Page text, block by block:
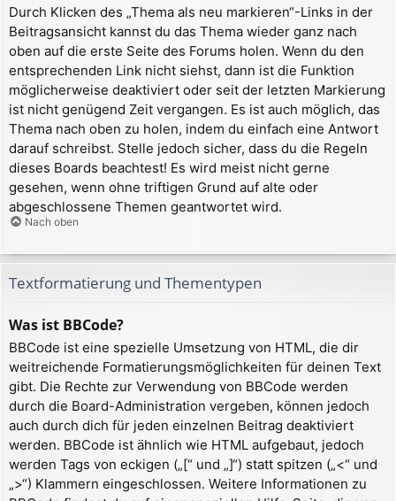
Durch Klicken des „Thema als neu markieren“-Links in der
Beitragsansicht kannst du das Thema wieder ganz nach
oben auf die erste Seite des Forums holen. Wenn du den
entsprechenden Link nicht siehst, dann ist die Funktion
möglicherweise deaktiviert oder seit der letzten Markierung
ist nicht genügend Zeit vergangen. Es ist auch möglich, das
Thema nach oben zu holen, indem du einfach eine Antwort
darauf schreibst. Stelle jedoch sicher, dass du die Regeln
dieses Boards beachtest! Es wird meist nicht gerne
gesehen, wenn ohne triftigen Grund auf alte oder
abgeschlossene Themen geantwortet wird.
Nach oben
Textformatierung und Thementypen
Was ist BBCode?
BBCode ist eine spezielle Umsetzung von HTML, die dir
weitreichende Formatierungsmöglichkeiten für deinen Text
gibt. Die Rechte zur Verwendung von BBCode werden
durch die Board-Administration vergeben, können jedoch
auch durch dich für jeden einzelnen Beitrag deaktiviert
werden. BBCode ist ähnlich wie HTML aufgebaut, jedoch
werden Tags von eckigen („[“ und „]“) statt spitzen („<“ und
„>“) Klammern eingeschlossen. Weitere Informationen zu